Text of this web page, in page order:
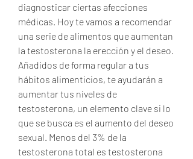
diagnosticar ciertas afecciones
médicas. Hoy te vamos a recomendar
una serie de alimentos que aumentan
la testosterona la erección y el deseo.
Añadidos de forma regular a tus
hábitos alimenticios, te ayudarán a
aumentar tus niveles de
testosterona, un elemento clave si lo
que se busca es el aumento del deseo
sexual. Menos del 3% de la
testosterona total es testosterona